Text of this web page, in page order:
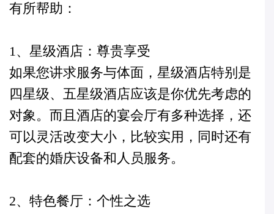
有所帮助：
1、星级酒店：尊贵享受
如果您讲求服务与体面，星级酒店特别是
四星级、五星级酒店应该是你优先考虑的
对象。而且酒店的宴会厅有多种选择，还
可以灵活改变大小，比较实用，同时还有
配套的婚庆设备和人员服务。
2、特色餐厅：个性之选